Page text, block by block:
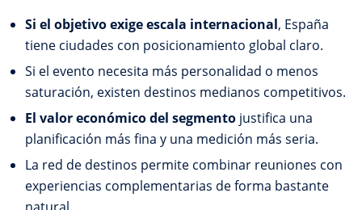
Si el objetivo exige escala internacional, España
tiene ciudades con posicionamiento global claro.
Si el evento necesita más personalidad o menos
saturación, existen destinos medianos competitivos.
El valor económico del segmento justifica una
planificación más fina y una medición más seria.
La red de destinos permite combinar reuniones con
experiencias complementarias de forma bastante